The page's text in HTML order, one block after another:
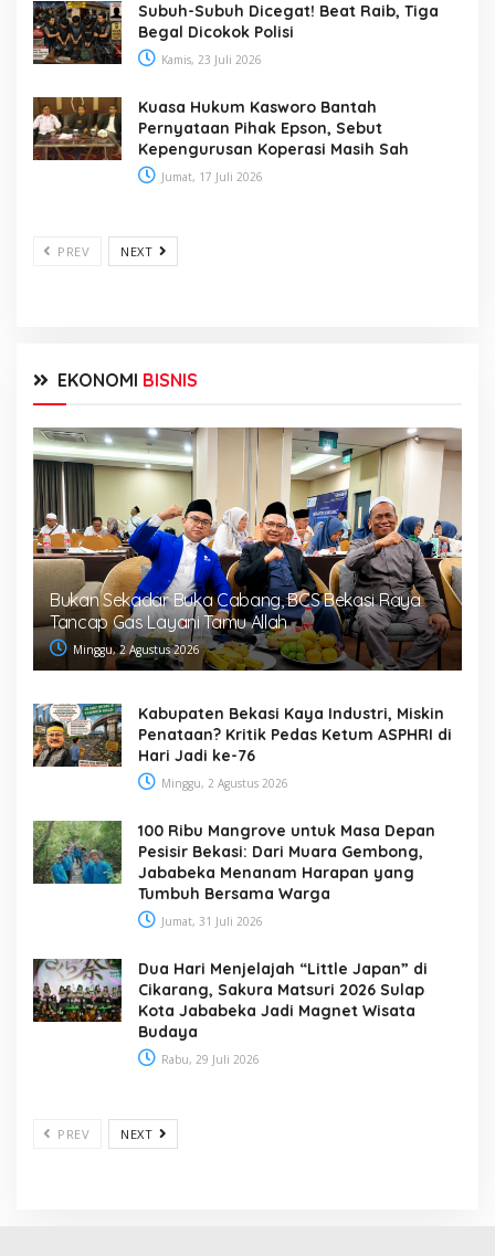
Subuh-Subuh Dicegat! Beat Raib, Tiga
Begal Dicokok Polisi
Kamis, 23 Juli 2026
Kuasa Hukum Kasworo Bantah
Pernyataan Pihak Epson, Sebut
Kepengurusan Koperasi Masih Sah
Jumat, 17 Juli 2026
PREV NEXT
EKONOMI BISNIS
Bukan Sekadar Buka Cabang, BCS Bekasi Raya
Tancap Gas Layani Tamu Allah
Minggu, 2 Agustus 2026
Kabupaten Bekasi Kaya Industri, Miskin
Penataan? Kritik Pedas Ketum ASPHRI di
Hari Jadi ke-76
Minggu, 2 Agustus 2026
100 Ribu Mangrove untuk Masa Depan
Pesisir Bekasi: Dari Muara Gembong,
Jababeka Menanam Harapan yang
Tumbuh Bersama Warga
Jumat, 31 Juli 2026
Dua Hari Menjelajah “Little Japan” di
Cikarang, Sakura Matsuri 2026 Sulap
Kota Jababeka Jadi Magnet Wisata
Budaya
Rabu, 29 Juli 2026
PREV NEXT